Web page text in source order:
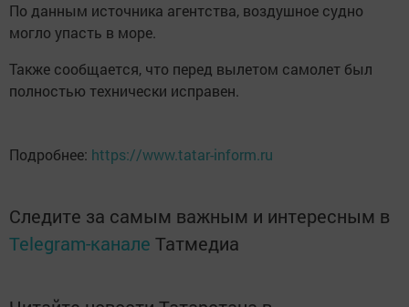
По данным источника агентства, воздушное судно
могло упасть в море.
Также сообщается, что перед вылетом самолет был
полностью технически исправен.
Подробнее: https://www.tatar-inform.ru
Следите за самым важным и интересным в
Telegram-канале Татмедиа